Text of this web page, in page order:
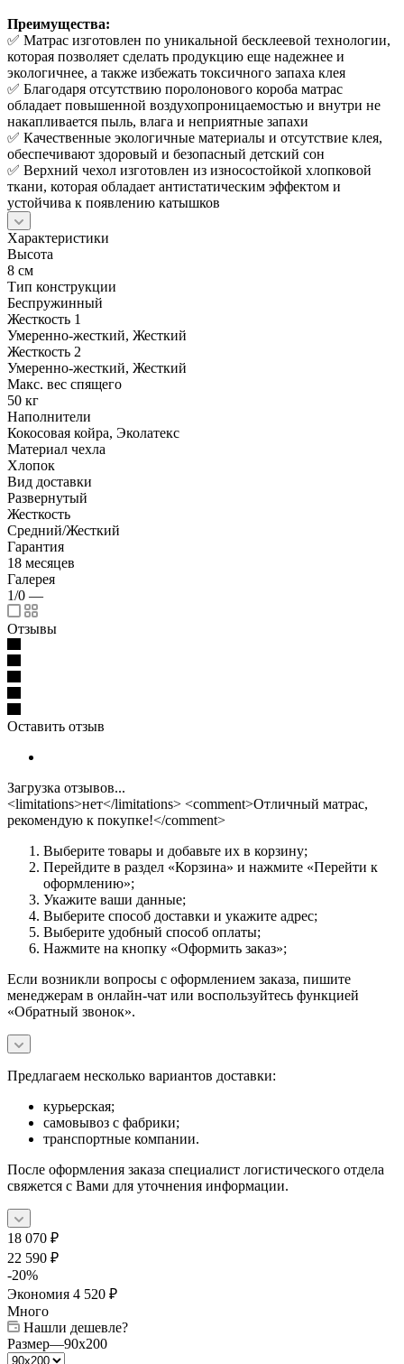
Преимущества:
✅ Матрас изготовлен по уникальной бесклеевой технологии,
которая позволяет сделать продукцию еще надежнее и
экологичнее, а также избежать токсичного запаха клея
✅ Благодаря отсутствию поролонового короба матрас
обладает повышенной воздухопроницаемостью и внутри не
накапливается пыль, влага и неприятные запахи
✅ Качественные экологичные материалы и отсутствие клея,
обеспечивают здоровый и безопасный детский сон
✅ Верхний чехол изготовлен из износостойкой хлопковой
ткани, которая обладает антистатическим эффектом и
устойчива к появлению катышков
Характеристики
Высота
8 см
Тип конструкции
Беспружинный
Жесткость 1
Умеренно-жесткий, Жесткий
Жесткость 2
Умеренно-жесткий, Жесткий
Макс. вес спящего
50 кг
Наполнители
Кокосовая койра, Эколатекс
Материал чехла
Хлопок
Вид доставки
Развернутый
Жесткость
Средний/Жесткий
Гарантия
18 месяцев
Галерея
1/0 —
Отзывы
Оставить отзыв
Загрузка отзывов...
<limitations>нет</limitations> <comment>Отличный матрас,
рекомендую к покупке!</comment>
Выберите товары и добавьте их в корзину;
Перейдите в раздел «Корзина» и нажмите «Перейти к
оформлению»;
Укажите ваши данные;
Выберите способ доставки и укажите адрес;
Выберите удобный способ оплаты;
Нажмите на кнопку «Оформить заказ»;
Если возникли вопросы с оформлением заказа, пишите
менеджерам в онлайн-чат или воспользуйтесь функцией
«Обратный звонок».
Предлагаем несколько вариантов доставки:
курьерская;
самовывоз с фабрики;
транспортные компании.
После оформления заказа специалист логистического отдела
свяжется с Вами для уточнения информации.
18 070 ₽
22 590 ₽
-20%
Экономия 4 520 ₽
Много
Нашли дешевле?
Размер—90x200